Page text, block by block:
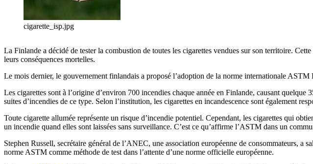
cigarette_isp.jpg
La Finlande a décidé de tester la combustion de toutes les cigarettes vendues sur son territoire.
leurs conséquences mortelles.
Le mois dernier, le gouvernement finlandais a proposé l’adoption de la norme internationale
Les cigarettes sont à l’origine d’environ 700 incendies chaque année en Finlande, causant
suites d’incendies de ce type. Selon l’institution, les cigarettes en incandescence sont également
Toute cigarette allumée représente un risque d’incendie potentiel. Cependant, les cigarettes qui
un incendie quand elles sont laissées sans surveillance. C’est ce qu’affirme l’ASTM dans un
Stephen Russell, secrétaire général de l’ANEC, une association européenne de consommateurs,
norme ASTM comme méthode de test dans l’attente d’une norme officielle européenne.